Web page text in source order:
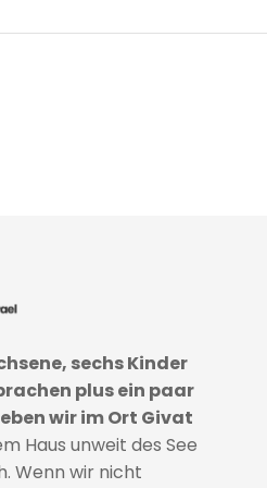
sechs Kinder
plus ein paar
wir im Ort Givat
Haus unweit des See
Wenn wir nicht